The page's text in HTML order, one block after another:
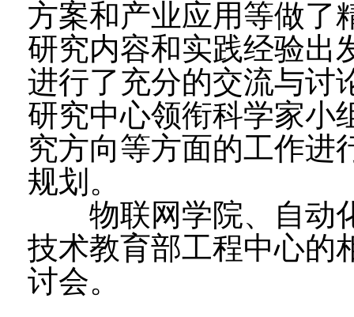
方案和产业应用等做了
研究内容和实践经验出
进行了充分的交流与讨
研究中心领衔科学家小
究方向等方面的工作进
规划。
物联网学院、自动
技术教育部工程中心的
讨会。